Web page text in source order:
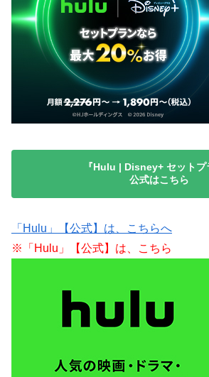
『Hulu | Disney+ セットプ
公式はこちら
「Hulu」【公式】は、こちらへ
※「Hulu」【公式】は、こちら